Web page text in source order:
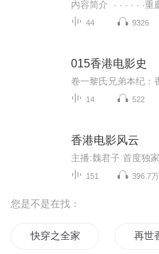
44 9326
015香港电影史
14 522
香港电影风云
151 396.7万
您是不是在找：
快穿之全家一起苟 再世